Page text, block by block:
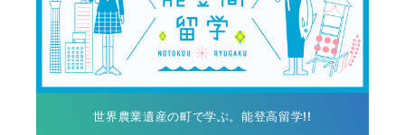
世界農業遺産の町で学ぶ。能登高留学!!